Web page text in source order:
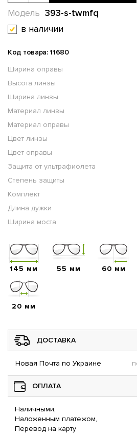
393-s-twmfq
Модель
в наличии
Код товара: 11680
Ширина оправы
Высота линзы
Ширина линзы
Материал линзы
Материал оправы
Цвет линзы
Цвет оправы
Защита от ультрафиолета
Степень защиты
Комплект
Длина дужки
Ширина моста
145 мм 55 мм 60 мм
20 мм
ДОСТАВКА
Новая Почта по Украине
ОПЛАТА
Наличными,
Наложенным платежом,
Перевод на карту